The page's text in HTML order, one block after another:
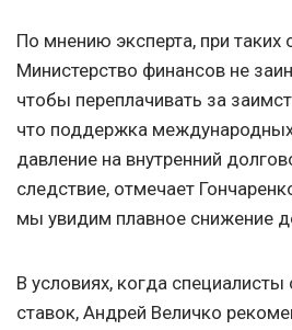
По мнению эксперта, при таких
Министерство финансов не
чтобы переплачивать за
что поддержка
давление на внутренний
следствие, отмечает
мы увидим плавное снижение
В условиях, когда
ставок, Андрей Величко